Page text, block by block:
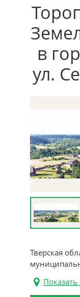
в
ул.
Тверская
Показать